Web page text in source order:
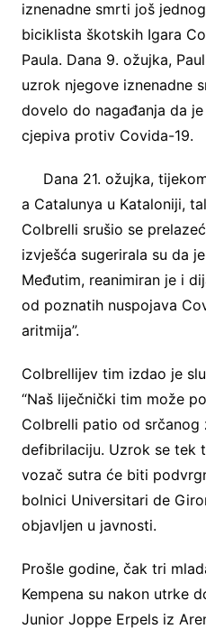
iznenadne smrti još
biciklista škotskih Igara
Paula. Dana 9. ožujka,
uzrok njegove iznenadne
dovelo do nagađanja da
cjepiva protiv Covida-19.
Dana 21. ožujka,
a Catalunya u Kataloniji,
Colbrelli srušio se
izvješća sugerirala su da
Međutim, reanimiran je i
od poznatih nuspojava
aritmija”.
Colbrellijev tim izdao je
“Naš liječnički tim može
Colbrelli patio od
defibrilaciju. Uzrok se tek
vozač sutra će biti
bolnici Universitari de
objavljen u javnosti.
Prošle godine, čak tri
Kempena su nakon utrke
Junior Joppe Erpels iz